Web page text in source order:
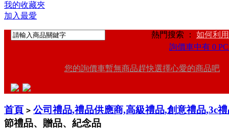
我的收藏夾
加入最愛
熱門搜索 ： 如何利
詢價車中有 0
您的詢價車暫無商品趕快選擇心愛的商品吧
首頁 > 公司禮品,禮品供應商,高級禮品,創意禮品,3c
節禮品、贈品、紀念品